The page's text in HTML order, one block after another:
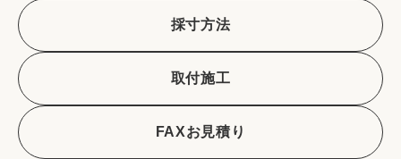
採寸方法
取付施工
FAXお見積り